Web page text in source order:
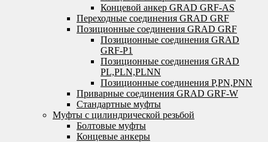
Концевой анкер GRAD GRF-AS
Переходные соединения GRAD GRF
Позиционные соединения GRAD GRF
Позиционные соединения GRAD
GRF-P1
Позиционные соединения GRAD
PL,PLN,PLNN
Позиционные соединения P,PN,PNN
Приварные соединения GRAD GRF-W
Стандартные муфты
Муфты с цилиндрической резьбой
Болтовые муфты
Концевые анкеры